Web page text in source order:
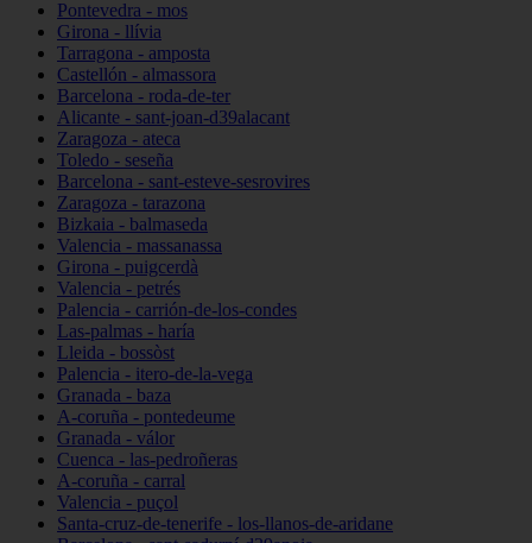
Pontevedra - mos
Girona - llívia
Tarragona - amposta
Castellón - almassora
Barcelona - roda-de-ter
Alicante - sant-joan-d39alacant
Zaragoza - ateca
Toledo - seseña
Barcelona - sant-esteve-sesrovires
Zaragoza - tarazona
Bizkaia - balmaseda
Valencia - massanassa
Girona - puigcerdà
Valencia - petrés
Palencia - carrión-de-los-condes
Las-palmas - haría
Lleida - bossòst
Palencia - itero-de-la-vega
Granada - baza
A-coruña - pontedeume
Granada - válor
Cuenca - las-pedroñeras
A-coruña - carral
Valencia - puçol
Santa-cruz-de-tenerife - los-llanos-de-aridane